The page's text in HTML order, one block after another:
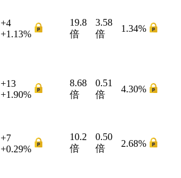
+4
+1.13%
19.8
倍
3.58
倍
1.34%
+13
+1.90%
8.68
倍
0.51
倍
4.30%
+7
+0.29%
10.2
倍
0.50
倍
2.68%